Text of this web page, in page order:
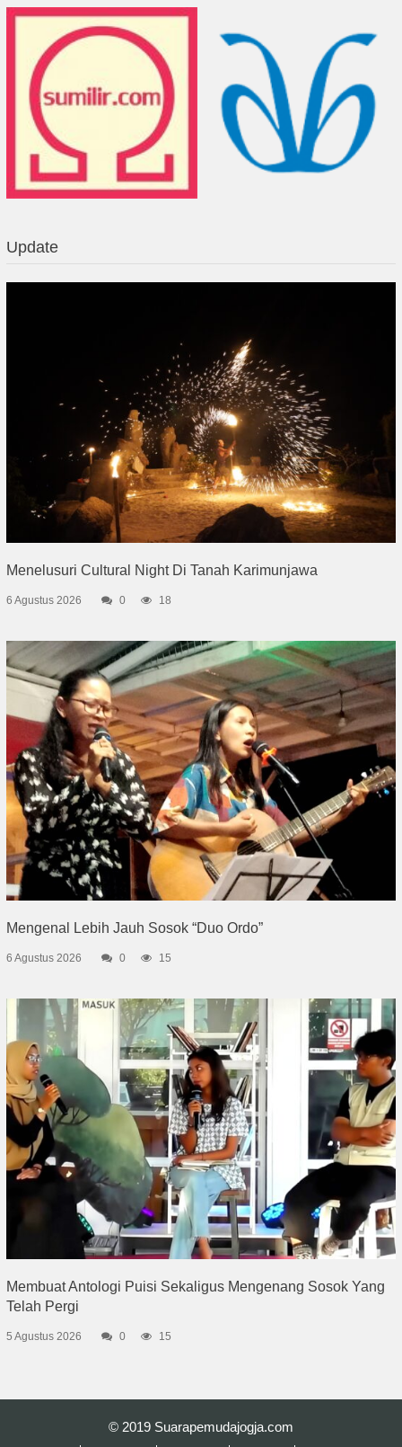
Update
Menelusuri Cultural Night Di Tanah Karimunjawa
6 Agustus 2026 0 18
Mengenal Lebih Jauh Sosok “Duo Ordo”
6 Agustus 2026 0 15
Membuat Antologi Puisi Sekaligus Mengenang Sosok Yang
Telah Pergi
5 Agustus 2026 0 15
© 2019 Suarapemudajogja.com